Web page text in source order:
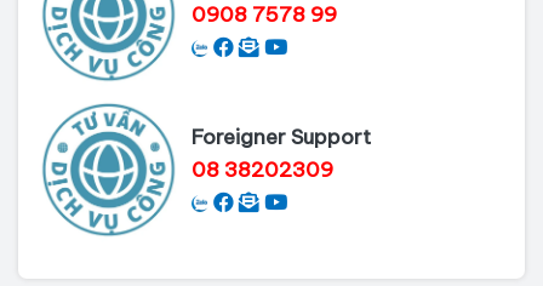
0908 7578 99
Foreigner Support
08 38202309